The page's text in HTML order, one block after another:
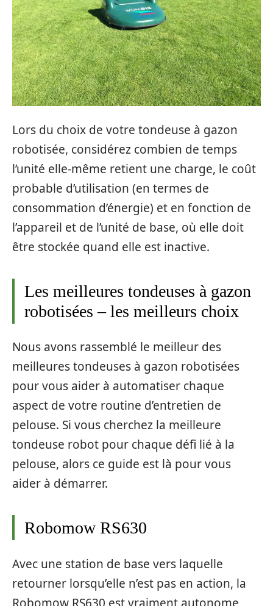
Lors du choix de votre tondeuse à gazon
robotisée, considérez combien de temps
l’unité elle-même retient une charge, le coût
probable d’utilisation (en termes de
consommation d’énergie) et en fonction de
l’appareil et de l’unité de base, où elle doit
être stockée quand elle est inactive.
Les meilleures tondeuses à gazon
robotisées – les meilleurs choix
Nous avons rassemblé le meilleur des
meilleures tondeuses à gazon robotisées
pour vous aider à automatiser chaque
aspect de votre routine d’entretien de
pelouse. Si vous cherchez la meilleure
tondeuse robot pour chaque défi lié à la
pelouse, alors ce guide est là pour vous
aider à démarrer.
Robomow RS630
Avec une station de base vers laquelle
retourner lorsqu’elle n’est pas en action, la